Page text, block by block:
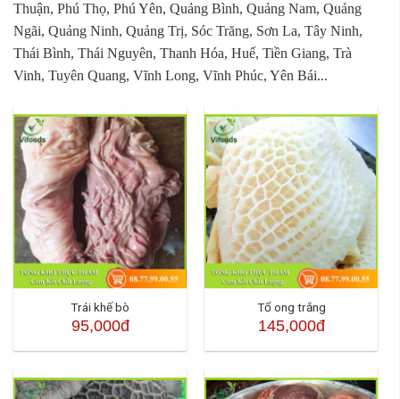
Thuận, Phú Thọ, Phú Yên, Quảng Bình, Quảng Nam, Quảng
Ngãi, Quảng Ninh, Quảng Trị, Sóc Trăng, Sơn La, Tây Ninh,
Thái Bình, Thái Nguyên, Thanh Hóa, Huế, Tiền Giang, Trà
Vinh, Tuyên Quang, Vĩnh Long, Vĩnh Phúc, Yên Bái...
Trái khế bò
95,000đ
Tổ ong trắng
145,000đ